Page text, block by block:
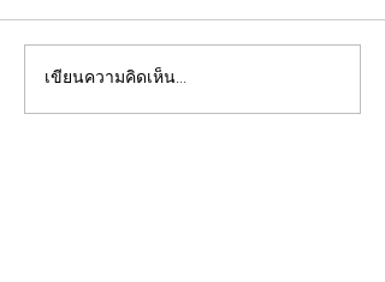
จัดฟันต้อนรับเปิดเทอม
เขียนความคิดเห็น…